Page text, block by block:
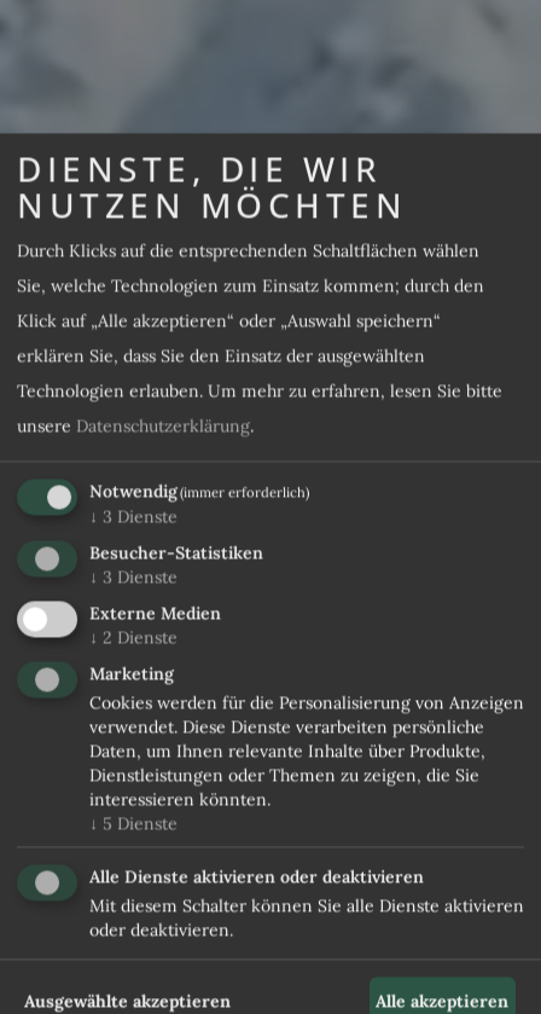
DIENSTE, DIE WIR
NUTZEN MÖCHTEN
Durch Klicks auf die entsprechenden Schaltflächen wählen
Sie, welche Technologien zum Einsatz kommen; durch den
Klick auf „Alle akzeptieren“ oder „Auswahl speichern“
erklären Sie, dass Sie den Einsatz der ausgewählten
Technologien erlauben. Um mehr zu erfahren, lesen Sie bitte
unsere Datenschutzerklärung.
Notwendig(immer erforderlich)
↓ 3 Dienste
Besucher-Statistiken
↓ 3 Dienste
Externe Medien
↓ 2 Dienste
Marketing
Cookies werden für die Personalisierung von Anzeigen
verwendet. Diese Dienste verarbeiten persönliche
Daten, um Ihnen relevante Inhalte über Produkte,
Dienstleistungen oder Themen zu zeigen, die Sie
interessieren könnten.
↓ 5 Dienste
Alle Dienste aktivieren oder deaktivieren
Mit diesem Schalter können Sie alle Dienste aktivieren
oder deaktivieren.
Ausgewählte akzeptieren Alle akzeptieren